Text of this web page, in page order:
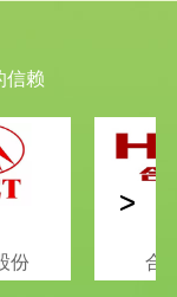
信赖
份 合
>